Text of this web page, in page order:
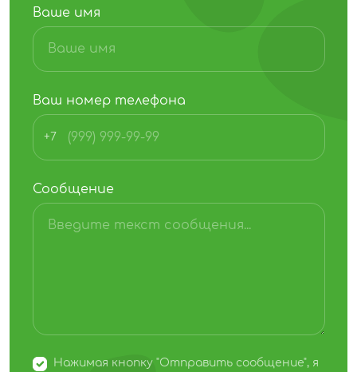
Ваше имя
Ваш номер телефона
+7
Сообщение
Нажимая кнопку "Отправить сообщение", я